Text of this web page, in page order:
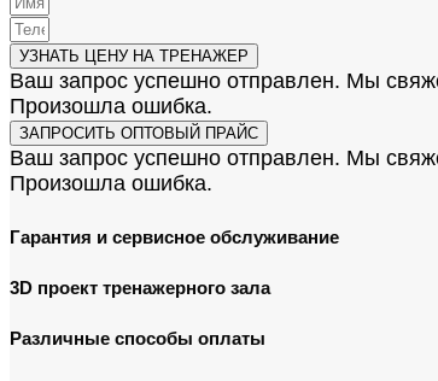
УЗНАТЬ ЦЕНУ НА ТРЕНАЖЕР
Ваш запрос успешно отправлен. Мы
Произошла ошибка.
ЗАПРОСИТЬ ОПТОВЫЙ ПРАЙС
Ваш запрос успешно отправлен. Мы
Произошла ошибка.
Гарантия и сервисное обслуживание
3D проект тренажерного зала
Различные способы оплаты